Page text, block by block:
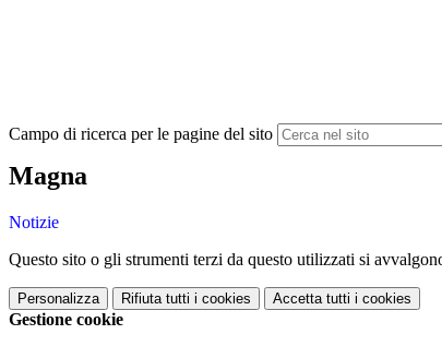
Campo di ricerca per le pagine del sito
Magna
Notizie
Questo sito o gli strumenti terzi da questo utilizzati si
Personalizza Rifiuta tutti i cookies Accetta tutti i cookies
Gestione cookie